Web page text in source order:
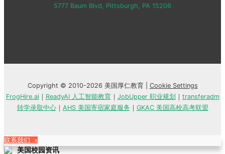
5777 Baum Blvd, Pittsburgh, PA 15206
Copyright © 2010-2026 美国厚仁教育 | Cookie Settings
FrogHire.ai｜ ReadyAI 人工智能教育｜ JobUpper 职业规划 ｜ transferadm
转学录取中心｜ AHS 美国寄宿家庭服务 ｜ GKAC 美国高校高考联盟
联系我们 »
美国校园资讯